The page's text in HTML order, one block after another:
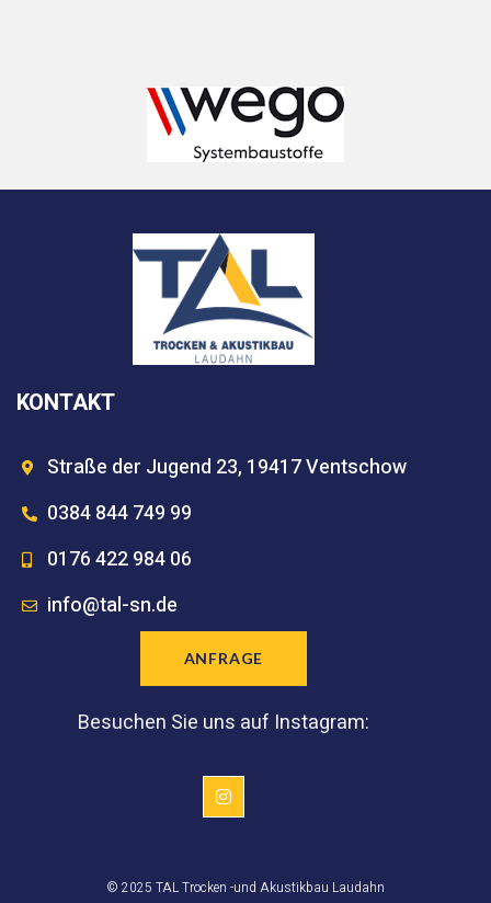
KONTAKT
Straße der Jugend 23, 19417 Ventschow
0384 844 749 99
0176 422 984 06
info@tal-sn.de
ANFRAGE
Besuchen Sie uns auf Instagram:
© 2025 TAL Trocken -und Akustikbau Laudahn